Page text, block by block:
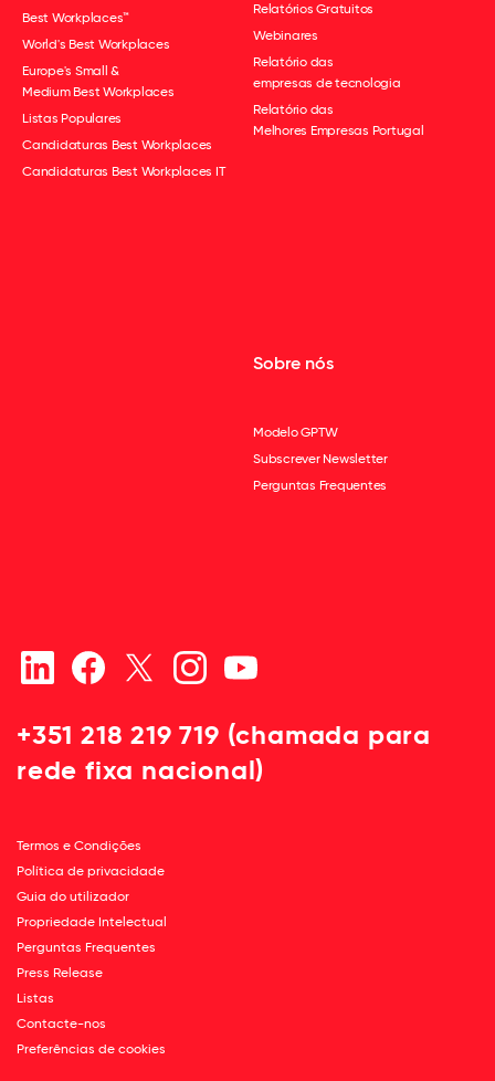
Best Workplaces™
World's Best Workplaces
Europe's Small &
Medium Best Workplaces
Listas Populares
Candidaturas Best Workplaces
Candidaturas Best Workplaces IT
Relatórios Gratuitos
Webinares
Relatório das
empresas de tecnologia
Relatório das
Melhores Empresas Portugal
Sobre nós
Modelo GPTW
Subscrever Newsletter
Perguntas Frequentes
+351 218 219 719 (chamada para
rede fixa nacional)
Termos e Condições
Política de privacidade
Guia do utilizador
Propriedade Intelectual
Perguntas Frequentes
Press Release
Listas
Contacte-nos
Preferências de cookies